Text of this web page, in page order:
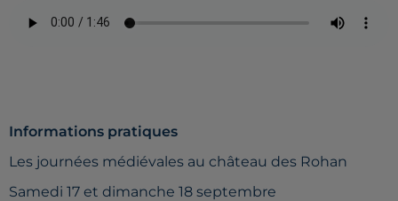
Informations pratiques
Les journées médiévales au château des Rohan
Samedi 17 et dimanche 18 septembre